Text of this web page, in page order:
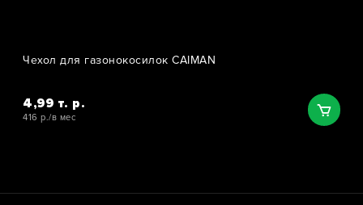
Чехол для газонокосилок CAIMAN
4,99 т. р.
416 р./в мес